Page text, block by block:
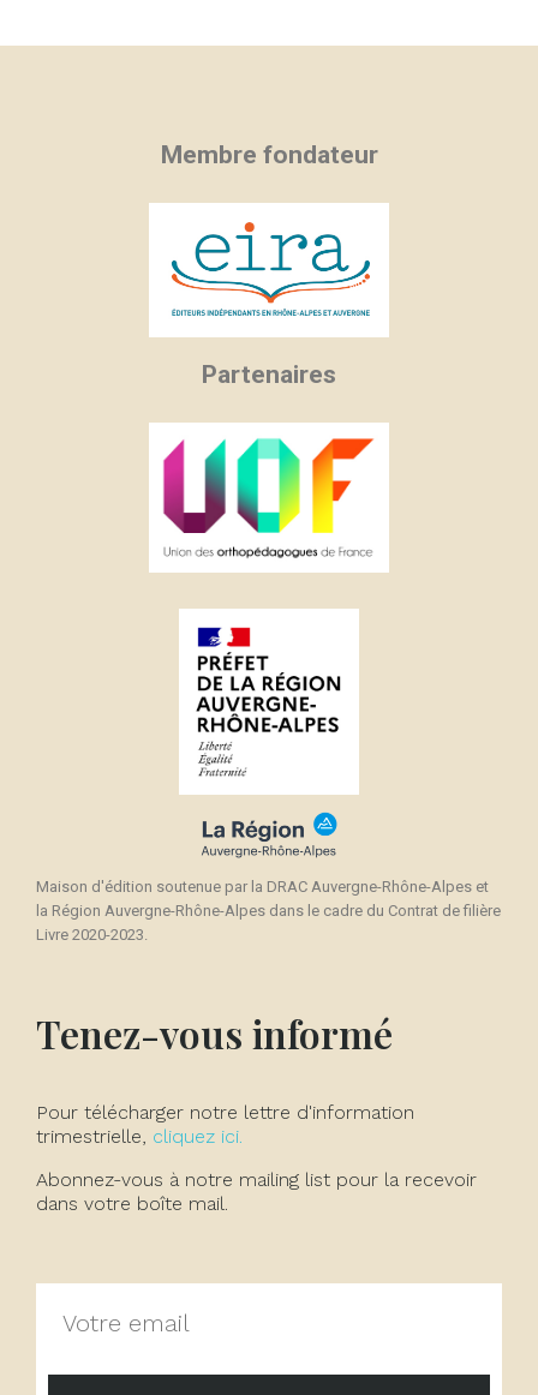
Membre fondateur
Partenaires
Maison d'édition soutenue par la DRAC Auvergne-Rhône-Alpes et
la Région Auvergne-Rhône-Alpes dans le cadre du Contrat de filière
Livre 2020-2023.
Tenez-vous informé
Pour télécharger notre lettre d'information
trimestrielle, cliquez ici.
Abonnez-vous à notre mailing list pour la recevoir
dans votre boîte mail.